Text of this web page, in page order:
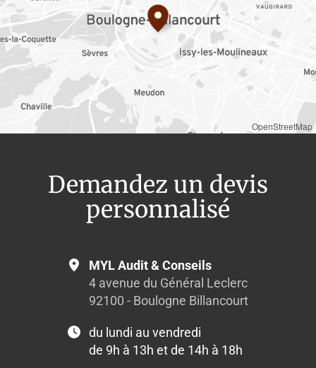
OpenStreetMap
Demandez un devis
personnalisé
MYL Audit & Conseils
4 avenue du Général Leclerc
92100 - Boulogne Billancourt
du lundi au vendredi
de 9h à 13h et de 14h à 18h